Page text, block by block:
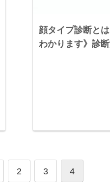
顔タイプ診断と
わかります》診
2 3 4